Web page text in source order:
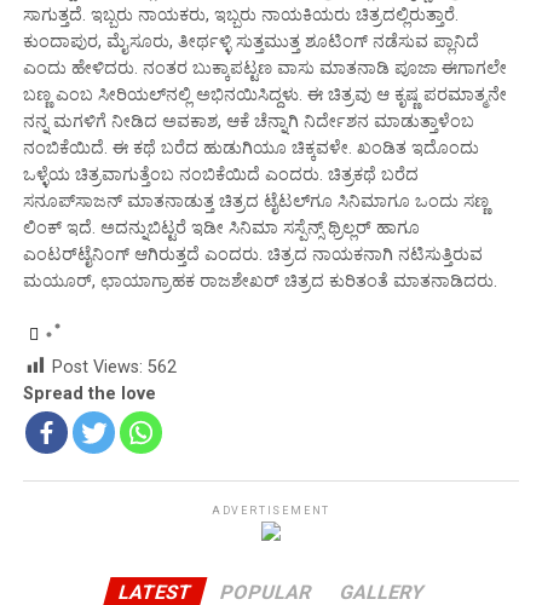
ಸಾಗುತ್ತದೆ. ಇಬ್ಬರು ನಾಯಕರು, ಇಬ್ಬರು ನಾಯಕಿಯರು ಚಿತ್ರದಲ್ಲಿರುತ್ತಾರೆ.
ಕುಂದಾಪುರ, ಮೈಸೂರು, ತೀರ್ಥಳ್ಳಿ ಸುತ್ತಮುತ್ತ ಶೂಟಿಂಗ್ ನಡೆಸುವ ಪ್ಲಾನಿದೆ
ಎಂದು ಹೇಳಿದರು. ನಂತರ ಬುಕ್ಕಾಪಟ್ಟಣ ವಾಸು ಮಾತನಾಡಿ ಪೂಜಾ ಈಗಾಗಲೇ
ಬಣ್ಣ ಎಂಬ ಸೀರಿಯಲ್‌ನಲ್ಲಿ ಅಭಿನಯಿಸಿದ್ದಳು. ಈ ಚಿತ್ರವು ಆ ಕೃಷ್ಣ ಪರಮಾತ್ಮನೇ
ನನ್ನ ಮಗಳಿಗೆ ನೀಡಿದ ಅವಕಾಶ, ಆಕೆ ಚೆನ್ನಾಗಿ ನಿರ್ದೇಶನ ಮಾಡುತ್ತಾಳೆಂಬ
ನಂಬಿಕೆಯಿದೆ. ಈ ಕಥೆ ಬರೆದ ಹುಡುಗಿಯೂ ಚಿಕ್ಕವಳೇ. ಖಂಡಿತ ಇದೊಂದು
ಒಳ್ಳೆಯ ಚಿತ್ರವಾಗುತ್ತೆಂಬ ನಂಬಿಕೆಯಿದೆ ಎಂದರು. ಚಿತ್ರಕಥೆ ಬರೆದ
ಸನೂಪ್‌ಸಾಜನ್ ಮಾತನಾಡುತ್ತ ಚಿತ್ರದ ಟೈಟಲ್‌ಗೂ ಸಿನಿಮಾಗೂ ಒಂದು ಸಣ್ಣ
ಲಿಂಕ್ ಇದೆ. ಅದನ್ನುಬಿಟ್ಟರೆ ಇಡೀ ಸಿನಿಮಾ ಸಸ್ಪೆನ್ಸ್ ಥ್ರಿಲ್ಲರ್ ಹಾಗೂ
ಎಂಟರ್‌ಟೈನಿಂಗ್ ಆಗಿರುತ್ತದೆ ಎಂದರು. ಚಿತ್ರದ ನಾಯಕನಾಗಿ ನಟಿಸುತ್ತಿರುವ
ಮಯೂರ್, ಛಾಯಾಗ್ರಾಹಕ ರಾಜಶೇಖರ್ ಚಿತ್ರದ ಕುರಿತಂತೆ ಮಾತನಾಡಿದರು.
Post Views: 562
Spread the love
ADVERTISEMENT
LATEST POPULAR GALLERY